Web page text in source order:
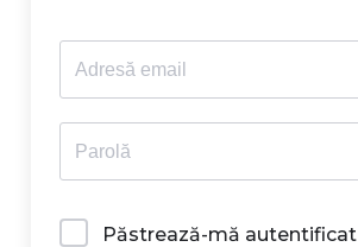
Păstrează-mă autentificat